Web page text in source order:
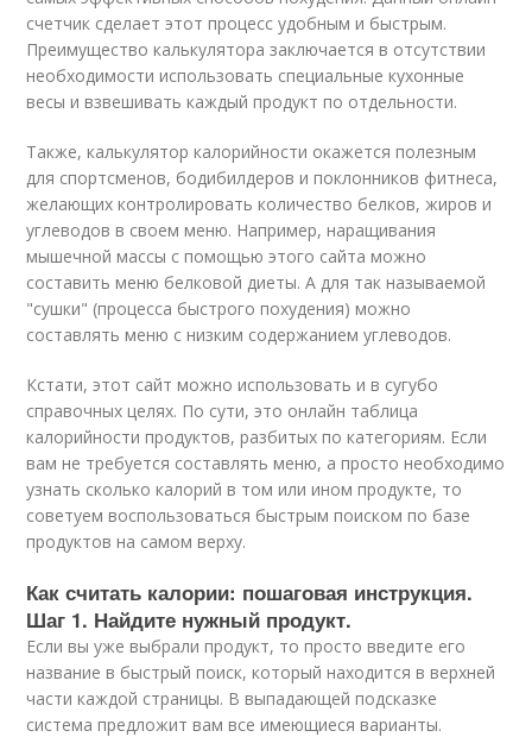
счетчик сделает этот процесс удобным и быстрым.
Преимущество калькулятора заключается в отсутствии
необходимости использовать специальные кухонные
весы и взвешивать каждый продукт по отдельности.
Также, калькулятор калорийности окажется полезным
для спортсменов, бодибилдеров и поклонников фитнеса,
желающих контролировать количество белков, жиров и
углеводов в своем меню. Например, наращивания
мышечной массы с помощью этого сайта можно
составить меню белковой диеты. А для так называемой
"сушки" (процесса быстрого похудения) можно
составлять меню с низким содержанием углеводов.
Кстати, этот сайт можно использовать и в сугубо
справочных целях. По сути, это онлайн таблица
калорийности продуктов, разбитых по категориям. Если
вам не требуется составлять меню, а просто необходимо
узнать сколько калорий в том или ином продукте, то
советуем воспользоваться быстрым поиском по базе
продуктов на самом верху.
Как считать калории: пошаговая инструкция.
Шаг 1. Найдите нужный продукт.
Если вы уже выбрали продукт, то просто введите его
название в быстрый поиск, который находится в верхней
части каждой страницы. В выпадающей подсказке
система предложит вам все имеющиеся варианты.